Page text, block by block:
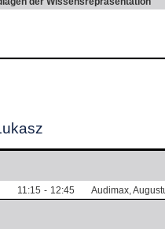
11:15 - 12:45
Audimax,